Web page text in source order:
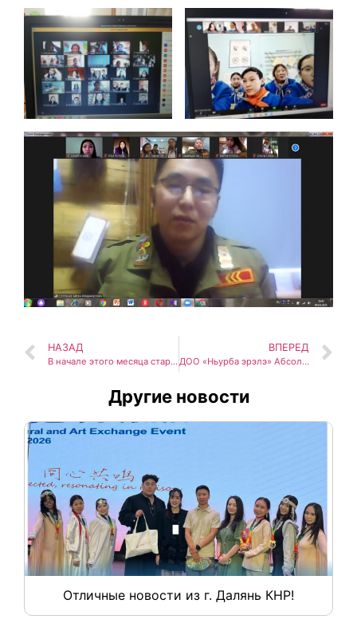
НАЗАД
В начале этого месяца стартовал конкурс инновационных проектов среди педагогов Центра цифрового образования детей «IT-Куб» г.Нюрба по актуальным темам и направлениям
ВПЕРЕД
ДОО «Ньурба эрэлэ» Абсолютный Победитель республиканской Акции «Добрая зима РДШ»
Другие новости
Отличные новости из г. Далянь КНР!